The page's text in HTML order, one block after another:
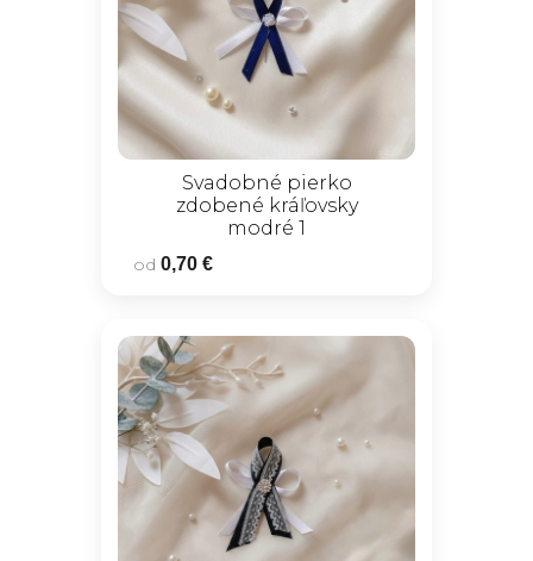
Svadobné pierko
zdobené kráľovsky
modré 1
od 0,70 €